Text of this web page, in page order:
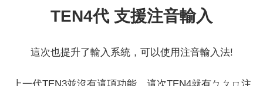
TEN4代 支援注音輸入
這次也提升了輸入系統，可以使用注音輸入法!